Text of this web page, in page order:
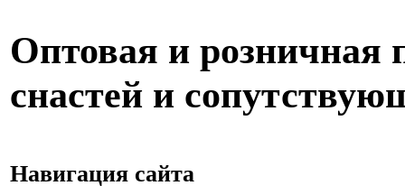
Оптовая и розничная
снастей и
Навигация сайта